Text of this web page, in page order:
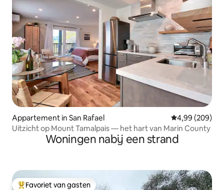
Appartement in San Rafael Gemiddelde
4,99 (209)
Uitzicht op Mount Tamalpais — het hart van Marin County
Woningen nabij een strand
Favoriet van gasten